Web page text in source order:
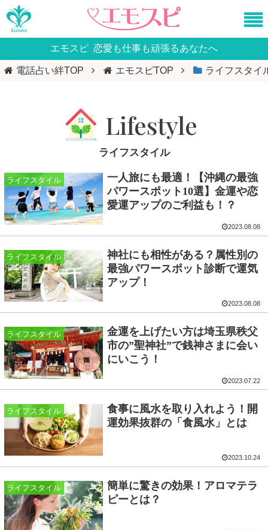
エモスピ 恋愛も仕事も頑張るあなたへ
電話占い絆TOP エモスピTOP ライフスタイ
ライフスタイル
ライフスタイル
一人旅にも最適！【沖縄の最強
パワースポット10選】金運や恋
愛運アップのご利益も！？
2023.08.08
ライフスタイル
神社にも相性がある？属性別の
最強パワースポット診断で運気
アップ！
2023.08.08
ライフスタイル
金運を上げたい方は埼玉県秩父
市の”聖神社”で銭神さまに会い
にいこう！
2023.07.22
ライフスタイル
食事に風水を取り入れよう！開
運効果抜群の「食風水」とは
2023.10.24
ライフスタイル
簡単に驚きの効果！アロマテラ
ピーとは？